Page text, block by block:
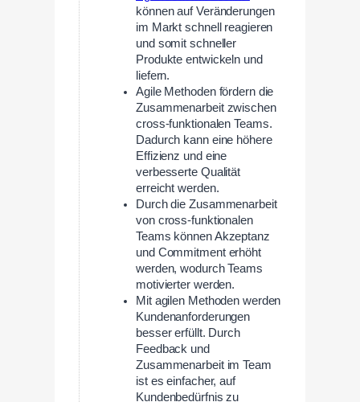
können auf Veränderungen
im Markt schnell reagieren
und somit schneller
Produkte entwickeln und
liefern.
Agile Methoden fördern die
Zusammenarbeit zwischen
cross-funktionalen Teams.
Dadurch kann eine höhere
Effizienz und eine
verbesserte Qualität
erreicht werden.
Durch die Zusammenarbeit
von cross-funktionalen
Teams können Akzeptanz
und Commitment erhöht
werden, wodurch Teams
motivierter werden.
Mit agilen Methoden werden
Kundenanforderungen
besser erfüllt. Durch
Feedback und
Zusammenarbeit im Team
ist es einfacher, auf
Kundenbedürfnis zu